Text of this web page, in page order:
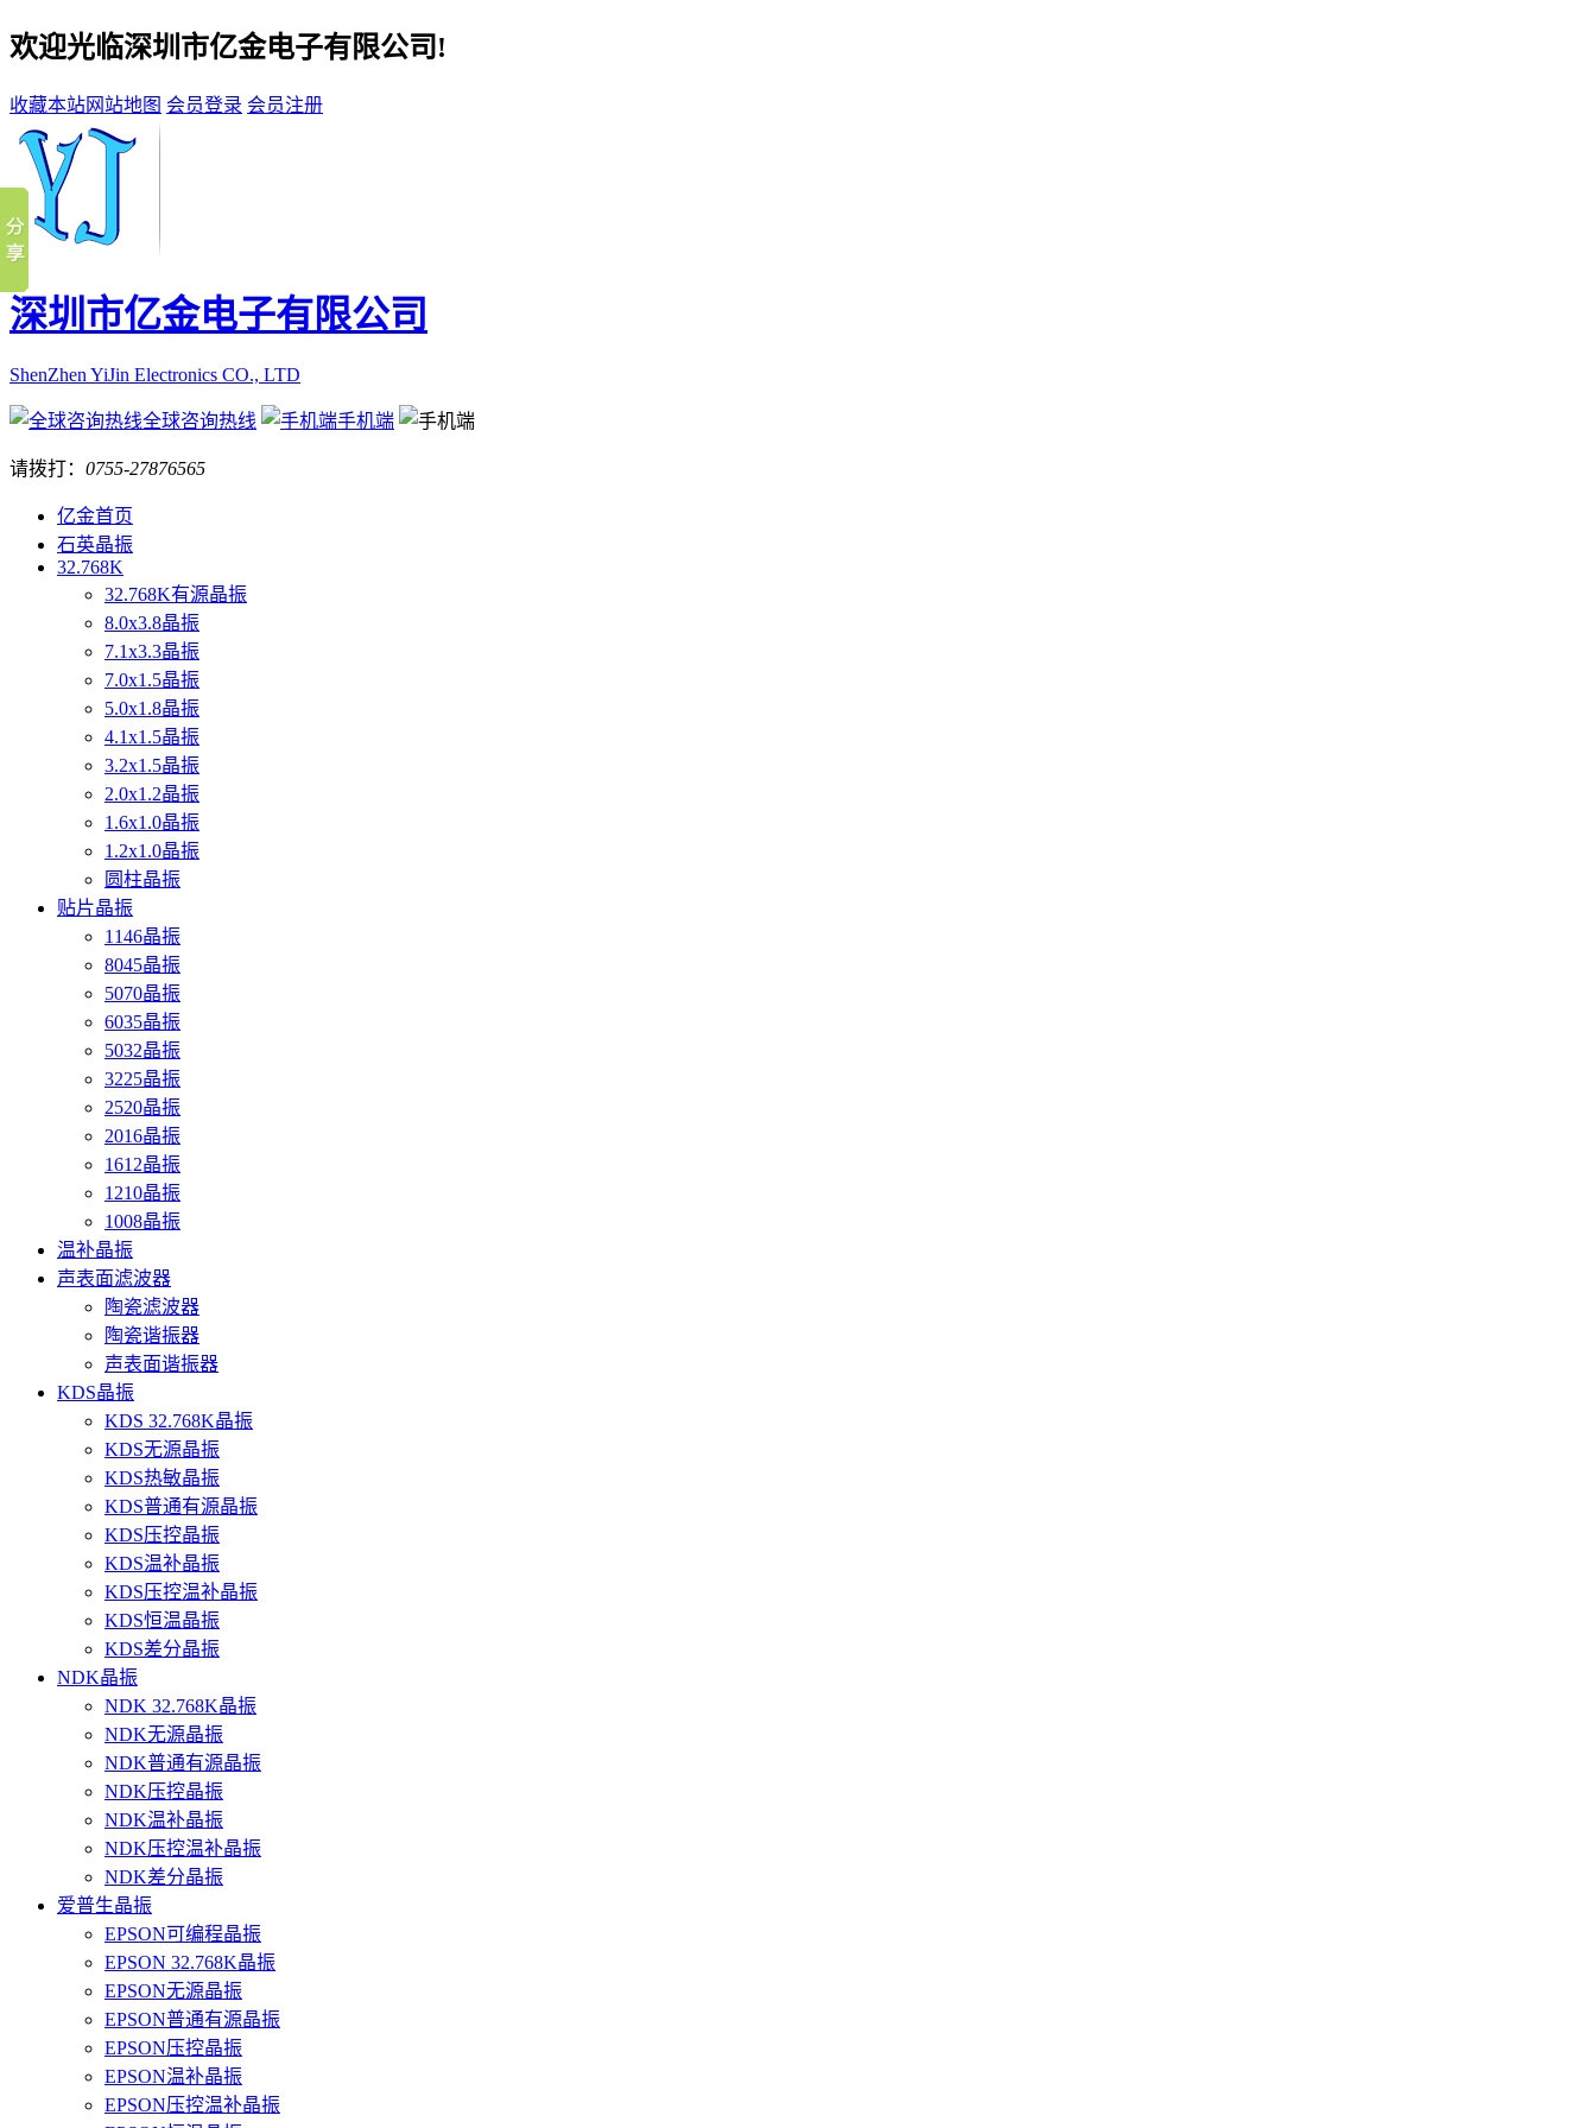
欢迎光临深圳市亿金电子有限公司!
收藏本站网站地图 会员登录 会员注册
深圳市亿金电子有限公司
ShenZhen YiJin Electronics CO., LTD
全球咨询热线 手机端
请拨打： 0755-27876565
亿金首页
石英晶振
32.768K
32.768K有源晶振
8.0x3.8晶振
7.1x3.3晶振
7.0x1.5晶振
5.0x1.8晶振
4.1x1.5晶振
3.2x1.5晶振
2.0x1.2晶振
1.6x1.0晶振
1.2x1.0晶振
圆柱晶振
贴片晶振
1146晶振
8045晶振
5070晶振
6035晶振
5032晶振
3225晶振
2520晶振
2016晶振
1612晶振
1210晶振
1008晶振
温补晶振
声表面滤波器
陶瓷滤波器
陶瓷谐振器
声表面谐振器
KDS晶振
KDS 32.768K晶振
KDS无源晶振
KDS热敏晶振
KDS普通有源晶振
KDS压控晶振
KDS温补晶振
KDS压控温补晶振
KDS恒温晶振
KDS差分晶振
NDK晶振
NDK 32.768K晶振
NDK无源晶振
NDK普通有源晶振
NDK压控晶振
NDK温补晶振
NDK压控温补晶振
NDK差分晶振
爱普生晶振
EPSON可编程晶振
EPSON 32.768K晶振
EPSON无源晶振
EPSON普通有源晶振
EPSON压控晶振
EPSON温补晶振
EPSON压控温补晶振